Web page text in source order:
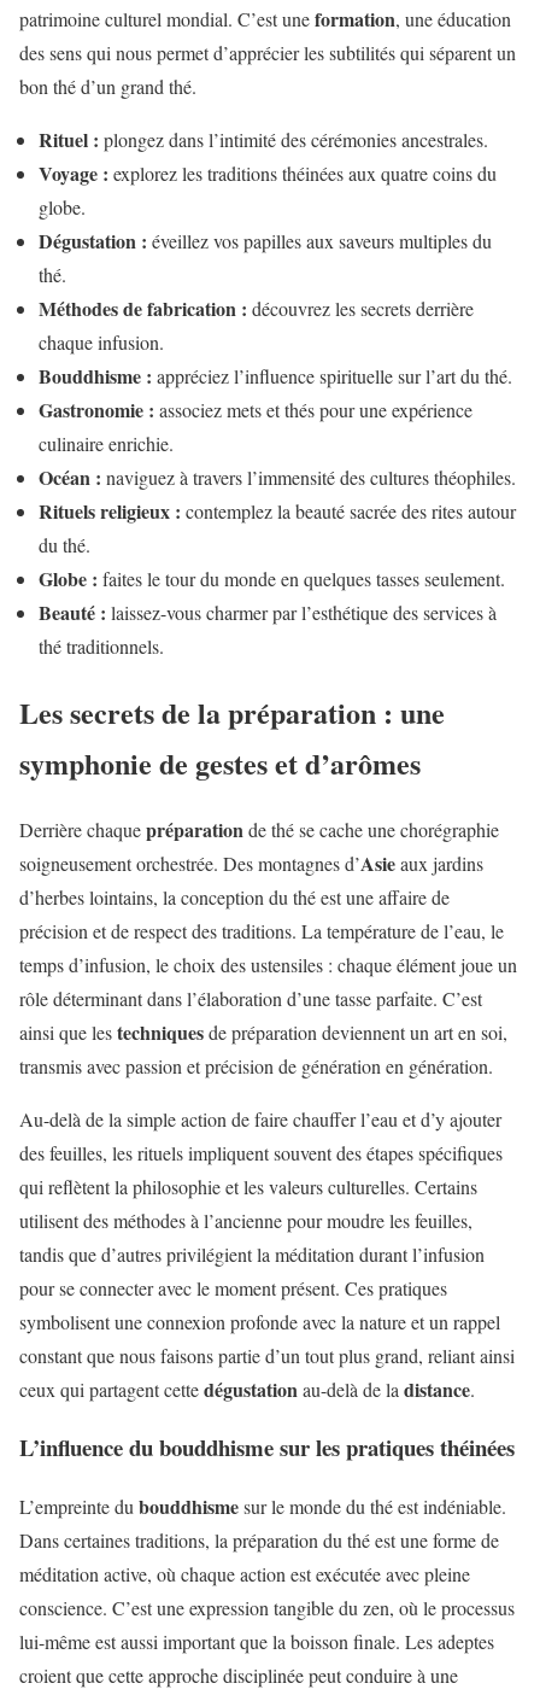
patrimoine culturel mondial. C’est uneformation, une éducation
des sens qui nous permet d’apprécier les subtilités qui séparent un
bon thé d’un grand thé.
Rituel : plongez dans l’intimité des cérémonies ancestrales.
Voyage : explorez les traditions théinées aux quatre coins du
globe.
Dégustation : éveillez vos papilles aux saveurs multiples du
thé.
Méthodes de fabrication : découvrez les secrets derrière
chaque infusion.
Bouddhisme : appréciez l’influence spirituelle sur l’art du thé.
Gastronomie : associez mets et thés pour une expérience
culinaire enrichie.
Océan : naviguez à travers l’immensité des cultures théophiles.
Rituels religieux : contemplez la beauté sacrée des rites autour
du thé.
Globe : faites le tour du monde en quelques tasses seulement.
Beauté : laissez-vous charmer par l’esthétique des services à
thé traditionnels.
Les secrets de la préparation : une
symphonie de gestes et d’arômes
Derrière chaquepréparationde thé se cache une chorégraphie
soigneusement orchestrée. Des montagnes d’Asieaux jardins
d’herbes lointains, la conception du thé est une affaire de
précision et de respect des traditions. La température de l’eau, le
temps d’infusion, le choix des ustensiles : chaque élément joue un
rôle déterminant dans l’élaboration d’une tasse parfaite. C’est
ainsi que lestechniquesde préparation deviennent un art en soi,
transmis avec passion et précision de génération en génération.
Au-delà de la simple action de faire chauffer l’eau et d’y ajouter
des feuilles, les rituels impliquent souvent des étapes spécifiques
qui reflètent la philosophie et les valeurs culturelles. Certains
utilisent des méthodes à l’ancienne pour moudre les feuilles,
tandis que d’autres privilégient la méditation durant l’infusion
pour se connecter avec le moment présent. Ces pratiques
symbolisent une connexion profonde avec la nature et un rappel
constant que nous faisons partie d’un tout plus grand, reliant ainsi
ceux qui partagent cettedégustationau-delà de la distance.
L’influence du bouddhisme sur les pratiques théinées
L’empreinte du bouddhismesur le monde du thé est indéniable.
Dans certaines traditions, la préparation du thé est une forme de
méditation active, où chaque action est exécutée avec pleine
conscience. C’est une expression tangible du zen, où le processus
lui-même est aussi important que la boisson finale. Les adeptes
croient que cette approche disciplinée peut conduire à une